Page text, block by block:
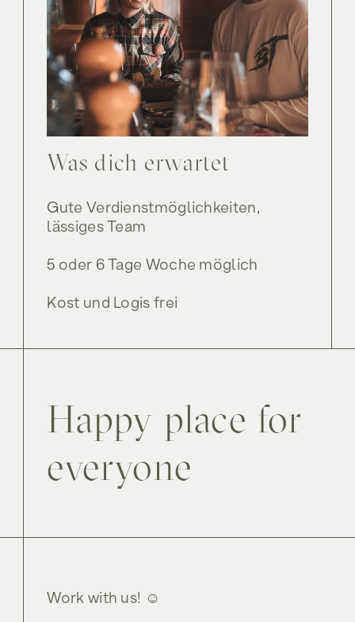
Was dich erwartet
Gute Verdienstmöglichkeiten,
lässiges Team
5 oder 6 Tage Woche möglich
Kost und Logis frei
Happy place for
everyone
Work with us! ☺️